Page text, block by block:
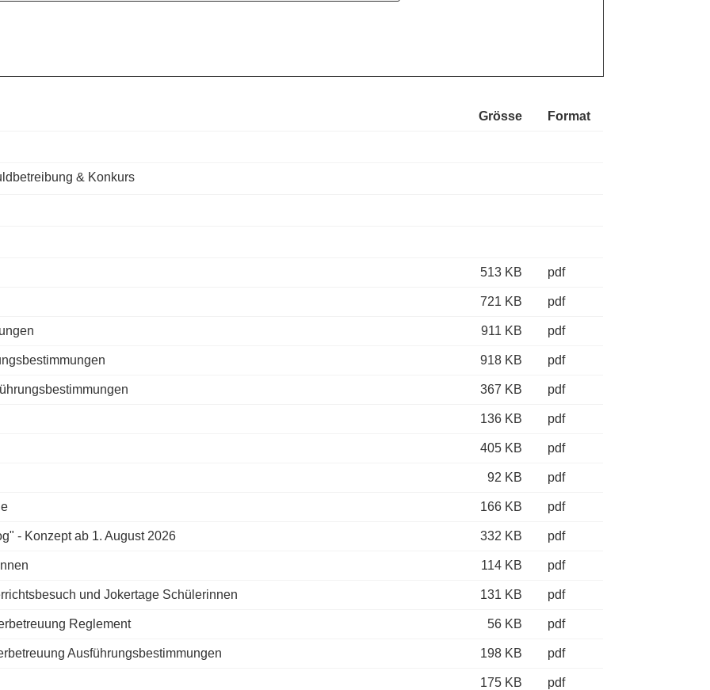
Grösse Format
& Konkurs
513 KB pdf
721 KB pdf
911 KB pdf
918 KB pdf
367 KB pdf
136 KB pdf
405 KB pdf
92 KB pdf
166 KB pdf
- Konzept ab 1. August 2026 332 KB pdf
114 KB pdf
und Jokertage Schülerinnen 131 KB pdf
Reglement 56 KB pdf
Ausführungsbestimmungen 198 KB pdf
175 KB pdf